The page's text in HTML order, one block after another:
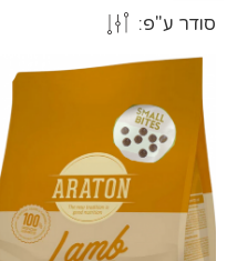
סודר ע"פ: